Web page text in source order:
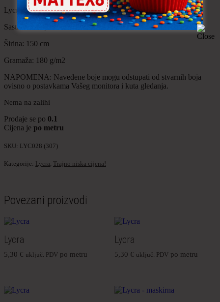
Lycra
Sastav: 80% poliamid, 20% elastan
Širina: 150 cm
Gramaža: 180 g/m2
NAPOMENA: Navedene boje mogu odstupati od stvarnih boja
ovisno o postavkama Vašeg monitora i kuta gledanja.
Nema na zalihi
Prodaje se po 0.1
Cijena je po metru
SKU: LYC028 (307)
Kategorije: Lycra, Trajno niska cijena!
Povezani proizvodi
Lycra
5,30 € uključ. PDV po metru
Lycra
5,30 € uključ. PDV po metru